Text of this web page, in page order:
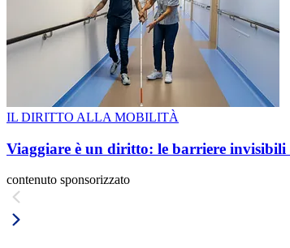
IL DIRITTO ALLA MOBILITÀ
Viaggiare è un diritto: le barriere invisibili
contenuto sponsorizzato